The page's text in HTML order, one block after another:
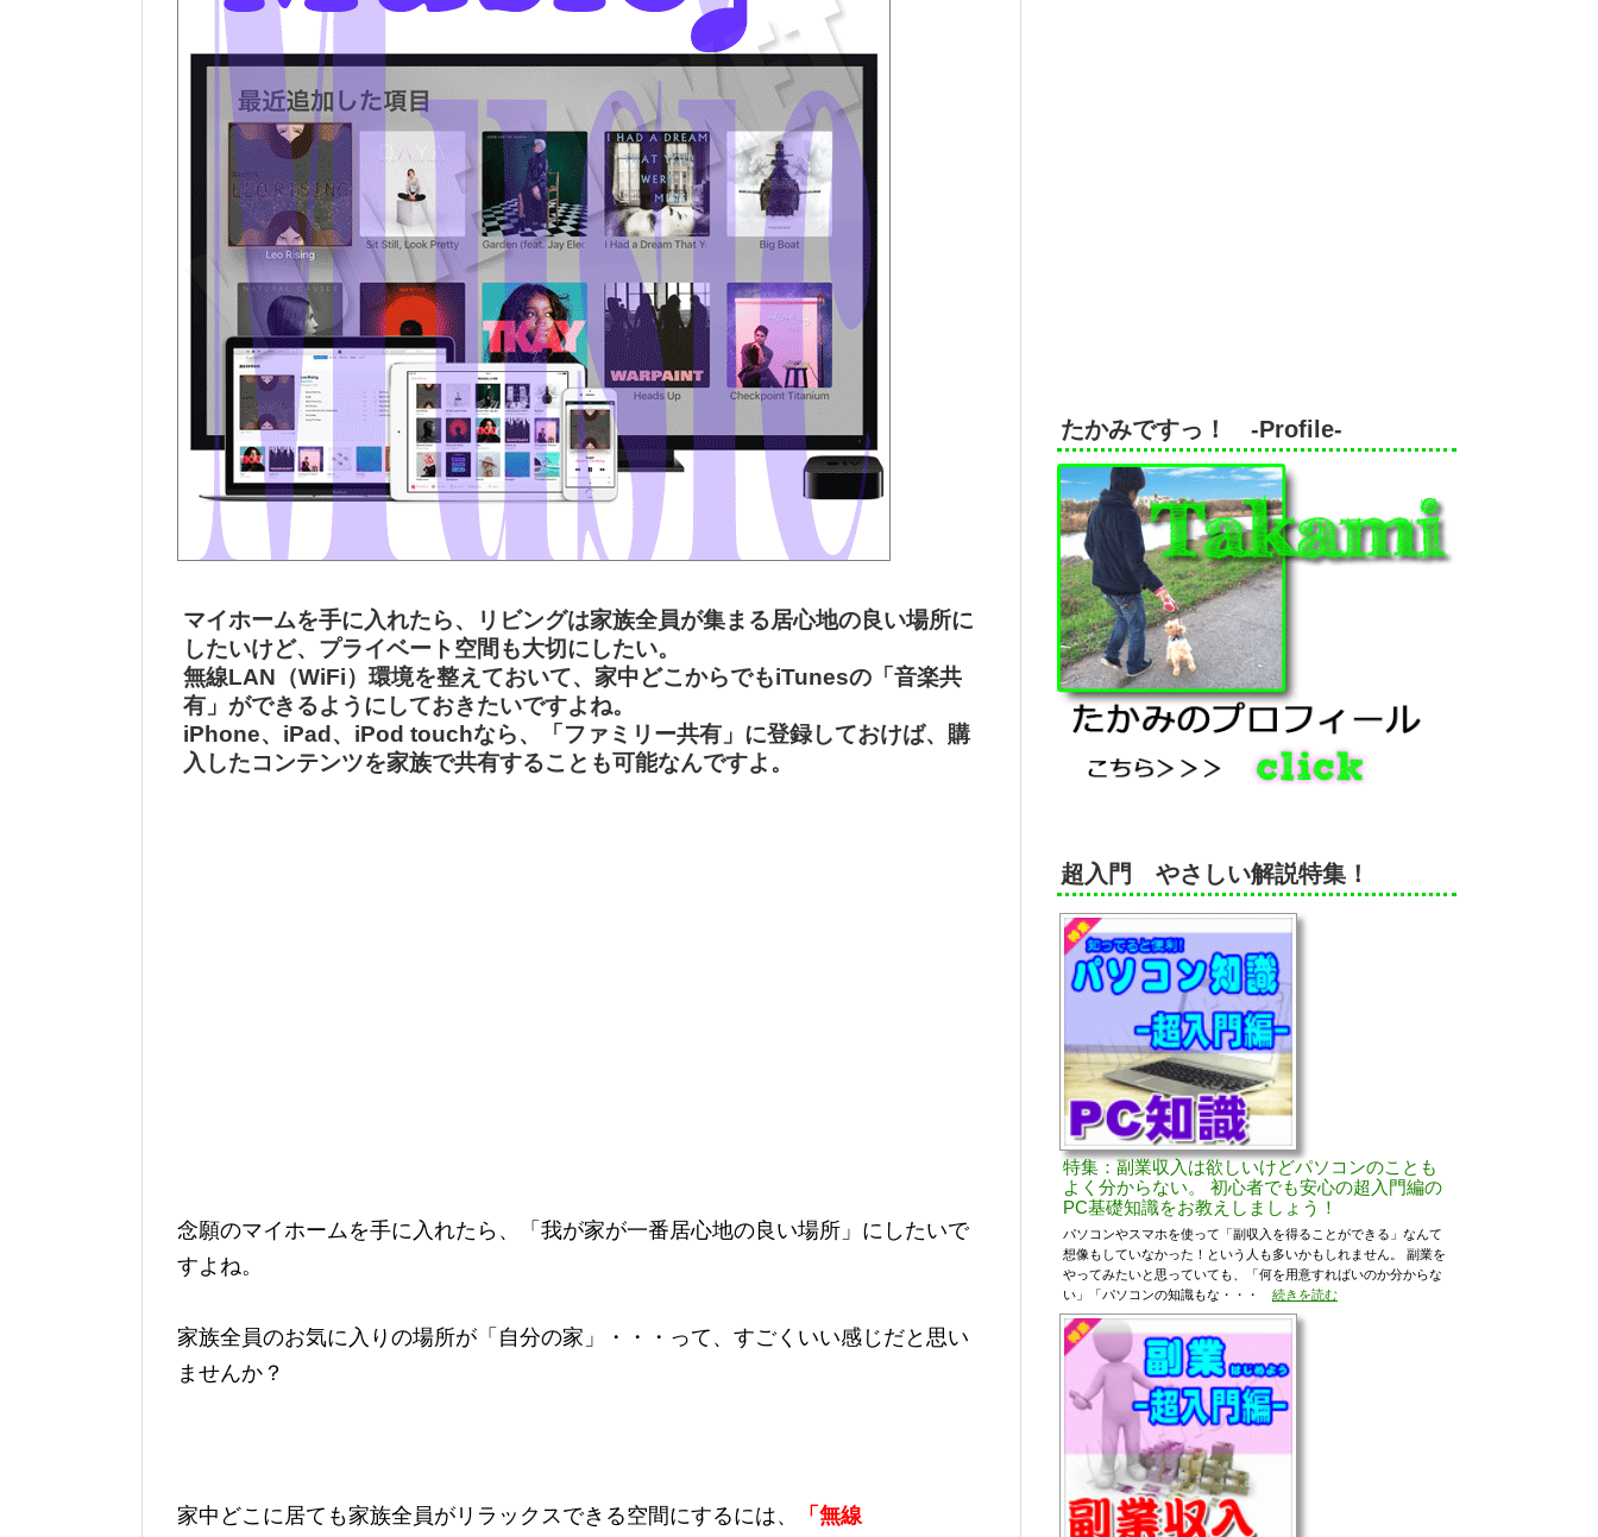
マイホームを手に入れたら、リビングは家族全員が集まる居心地の良い場所に
したいけど、プライベート空間も大切にしたい。
無線LAN（WiFi）環境を整えておいて、家中どこからでもiTunesの「音楽共
有」ができるようにしておきたいですよね。
iPhone、iPad、iPod touchなら、「ファミリー共有」に登録しておけば、購
入したコンテンツを家族で共有することも可能なんですよ。
念願のマイホームを手に入れたら、「我が家が一番居心地の良い場所」にしたいで
すよね。
家族全員のお気に入りの場所が「自分の家」・・・って、すごくいい感じだと思い
ませんか？
家中どこに居ても家族全員がリラックスできる空間にするには、
「無線
たかみですっ！ -Profile-
超入門 やさしい解説特集！
特集：副業収入は欲しいけどパソコンのことも
よく分からない。 初心者でも安心の超入門編の
PC基礎知識をお教えしましょう！
パソコンやスマホを使って「副収入を得ることができる」なんて
想像もしていなかった！という人も多いかもしれません。 副業を
やってみたいと思っていても、「何を用意すればいのか分からな
い」「パソコンの知識もな・・・ 続きを読む